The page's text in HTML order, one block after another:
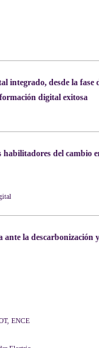
integrado, desde la fase
digital exitosa
del cambio
la descarbonización
ENCE